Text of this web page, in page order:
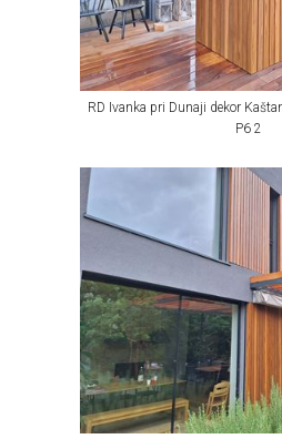
RD Ivanka pri Dunaji dekor
P6 2